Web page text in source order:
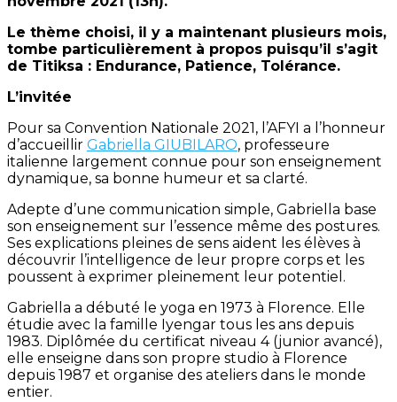
Le thème choisi, il y a maintenant plusieurs mois,
tombe particulièrement à propos puisqu’il s’agit
de Titiksa : Endurance, Patience, Tolérance.
L’invitée
Pour sa Convention Nationale 2021, l’AFYI a l’honneur
d’accueillir Gabriella GIUBILARO, professeure
italienne largement connue pour son enseignement
dynamique, sa bonne humeur et sa clarté.
Adepte d’une communication simple, Gabriella base
son enseignement sur l’essence même des postures.
Ses explications pleines de sens aident les élèves à
découvrir l’intelligence de leur propre corps et les
poussent à exprimer pleinement leur potentiel.
Gabriella a débuté le yoga en 1973 à Florence. Elle
étudie avec la famille Iyengar tous les ans depuis
1983. Diplômée du certificat niveau 4 (junior avancé),
elle enseigne dans son propre studio à Florence
depuis 1987 et organise des ateliers dans le monde
entier.